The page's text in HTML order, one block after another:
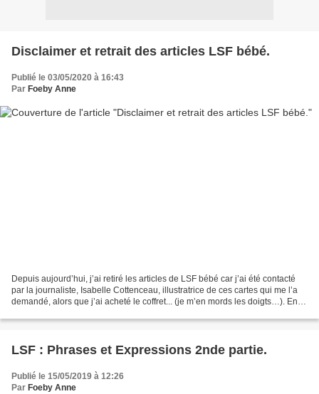
Disclaimer et retrait des articles LSF bébé.
Publié le 03/05/2020 à 16:43
Par Foeby Anne
Depuis aujourd’hui, j’ai retiré les articles de LSF bébé car j’ai été contacté
par la journaliste, Isabelle Cottenceau, illustratrice de ces cartes qui me l’a
demandé, alors que j’ai acheté le coffret... (je m’en mords les doigts…). En
LSF : Phrases et Expressions 2nde partie.
Publié le 15/05/2019 à 12:26
Par Foeby Anne